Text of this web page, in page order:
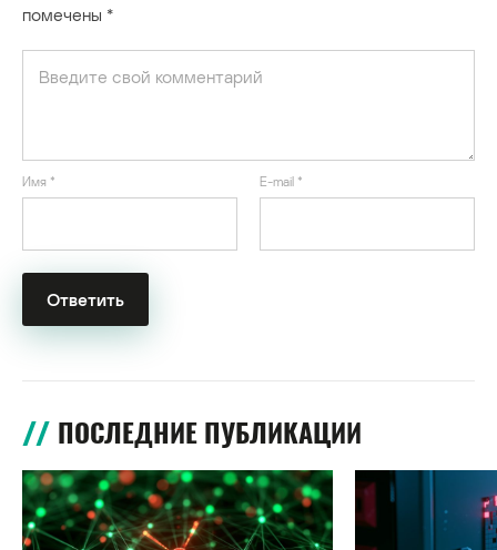
помечены *
Имя * E-mail *
ПОСЛЕДНИЕ ПУБЛИКАЦИИ